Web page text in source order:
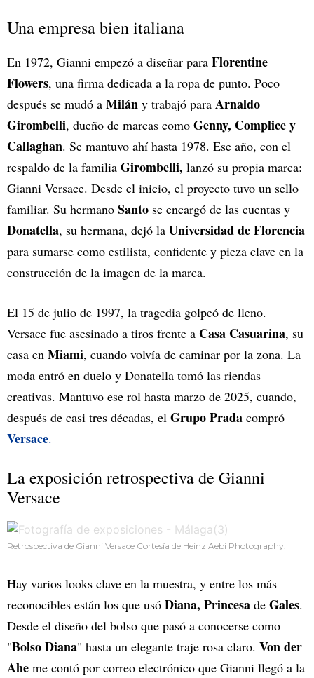
Una empresa bien italiana
En 1972, Gianni empezó a diseñar para Florentine
Flowers, una firma dedicada a la ropa de punto. Poco
después se mudó a Milán y trabajó para Arnaldo
Girombelli, dueño de marcas como Genny, Complice y
Callaghan. Se mantuvo ahí hasta 1978. Ese año, con el
respaldo de la familia Girombelli, lanzó su propia marca:
Gianni Versace. Desde el inicio, el proyecto tuvo un sello
familiar. Su hermano Santo se encargó de las cuentas y
Donatella, su hermana, dejó la Universidad de Florencia
para sumarse como estilista, confidente y pieza clave en la
construcción de la imagen de la marca.
El 15 de julio de 1997, la tragedia golpeó de lleno.
Versace fue asesinado a tiros frente a Casa Casuarina, su
casa en Miami, cuando volvía de caminar por la zona. La
moda entró en duelo y Donatella tomó las riendas
creativas. Mantuvo ese rol hasta marzo de 2025, cuando,
después de casi tres décadas, el Grupo Prada compró
Versace.
La exposición retrospectiva de Gianni
Versace
Retrospectiva de Gianni Versace Cortesía de Heinz Aebi Photography.
Hay varios looks clave en la muestra, y entre los más
reconocibles están los que usó Diana, Princesa de Gales.
Desde el diseño del bolso que pasó a conocerse como
"Bolso Diana" hasta un elegante traje rosa claro. Von der
Ahe me contó por correo electrónico que Gianni llegó a la